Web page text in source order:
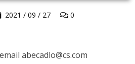
2021 / 09 / 27 0
abecadlo@cs.com